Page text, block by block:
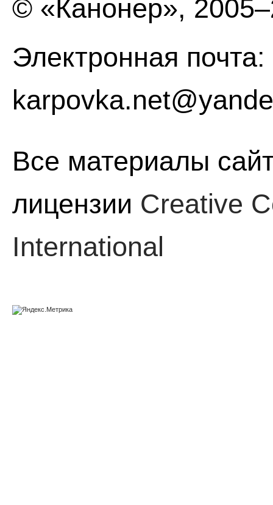
© «Канонер»,
Электронная почта:
Все материалы
лицензии Creative
International